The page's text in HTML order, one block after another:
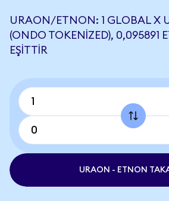
URAON/ETNON: 1 GLOBAL X
(ONDO TOKENIZED), 0,095891
EŞITTIR
URAON - ETNON